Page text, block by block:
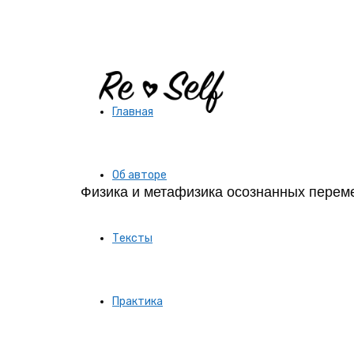
Re-
Self
Создай
Физика и метафизика осознанных
Главная
Об авторе
Тексты
Практика